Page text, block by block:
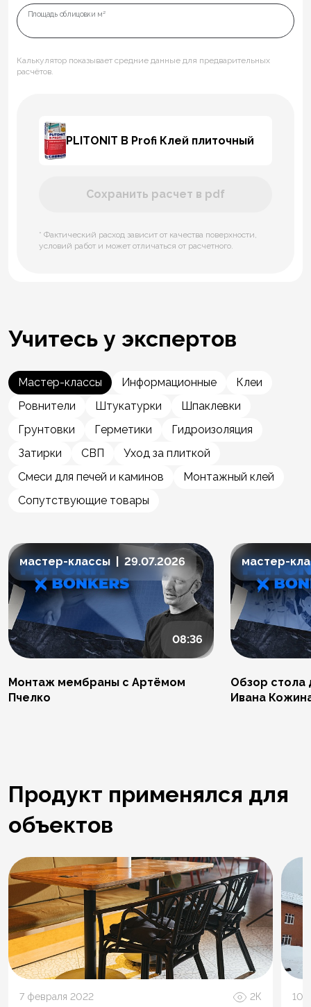
Площадь облицовки м²
Калькулятор показывает средние данные для предварительных
расчётов.
PLITONIT В Profi Клей плиточный
Сохранить расчет в pdf
* Фактический расход зависит от качества поверхности,
условий работ и может отличаться от расчетного.
Учитесь у экспертов
Мастер-классы Информационные
Клеи
Ровнители
Штукатурки
Шпаклевки
Грунтовки
Герметики
Гидроизоляция
Затирки
СВП
Уход за плиткой
Смеси для печей и каминов
Монтажный клей
Сопутствующие товары
мастер-классы | 29.07.2026
08:36
Монтаж мембраны с Артёмом
Пчелко
мастер-
Обзор стола
Ивана
Продукт применялся для
объектов
7 февраля 2022 2К 10